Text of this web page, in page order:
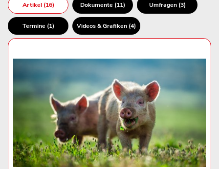
Artikel (16) Dokumente (11) Umfragen (3)
Termine (1) Videos & Grafiken (4)